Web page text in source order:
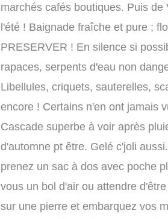
marchés cafés boutiques. Puis
l'été ! Baignade fraîche et pure ;
PRESERVER ! En silence si
rapaces, serpents d'eau non
Libellules, criquets, sauterelles,
encore ! Certains n'en ont jamais
Cascade superbe à voir après
d'automne pt être. Gelé c'joli
prenez un sac à dos avec poche
vous un bol d'air ou attendre
sur une pierre et embarquez vos